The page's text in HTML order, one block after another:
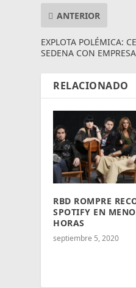
ANTERIOR
EXPLOTA POLÉMICA:
SEDENA CON
RELACIONADO
RBD ROMPRE
SPOTIFY EN
HORAS
septiembre 5, 2020